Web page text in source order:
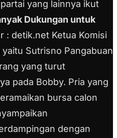
yang lainnya ikut
Dukungan untuk
: detik.net Ketua Komisi
yaitu Sutrisno Pangabuan
yang turut
pada Bobby. Pria yang
bursa calon
dengan